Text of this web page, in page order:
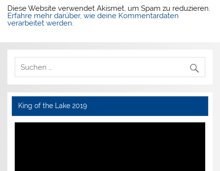
Diese Website verwendet Akismet, um Spam zu reduzieren.
Erfahre mehr darüber, wie deine Kommentardaten
verarbeitet werden.
King of the Lake 2019